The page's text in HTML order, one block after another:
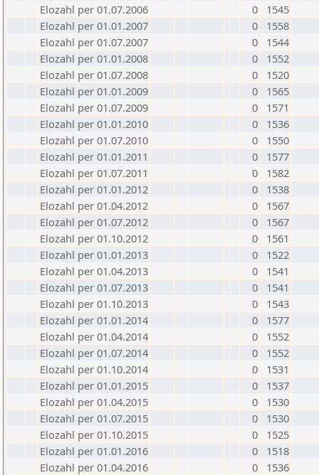
Elozahl per 01.07.2006
0
1545
Elozahl per 01.01.2007
0
1558
Elozahl per 01.07.2007
0
1544
Elozahl per 01.01.2008
0
1552
Elozahl per 01.07.2008
0
1520
Elozahl per 01.01.2009
0
1565
Elozahl per 01.07.2009
0
1571
Elozahl per 01.01.2010
0
1536
Elozahl per 01.07.2010
0
1550
Elozahl per 01.01.2011
0
1577
Elozahl per 01.07.2011
0
1582
Elozahl per 01.01.2012
0
1538
Elozahl per 01.04.2012
0
1567
Elozahl per 01.07.2012
0
1567
Elozahl per 01.10.2012
0
1561
Elozahl per 01.01.2013
0
1522
Elozahl per 01.04.2013
0
1541
Elozahl per 01.07.2013
0
1541
Elozahl per 01.10.2013
0
1543
Elozahl per 01.01.2014
0
1577
Elozahl per 01.04.2014
0
1552
Elozahl per 01.07.2014
0
1552
Elozahl per 01.10.2014
0
1531
Elozahl per 01.01.2015
0
1537
Elozahl per 01.04.2015
0
1530
Elozahl per 01.07.2015
0
1530
Elozahl per 01.10.2015
0
1525
Elozahl per 01.01.2016
0
1518
Elozahl per 01.04.2016
0
1536